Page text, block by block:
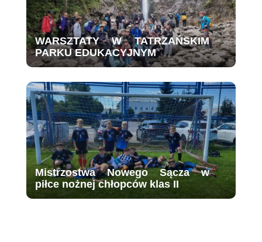
WARSZTATY W TATRZAŃSKIM
PARKU EDUKACYJNYM
Mistrzostwa Nowego Sącza w
piłce nożnej chłopców klas II